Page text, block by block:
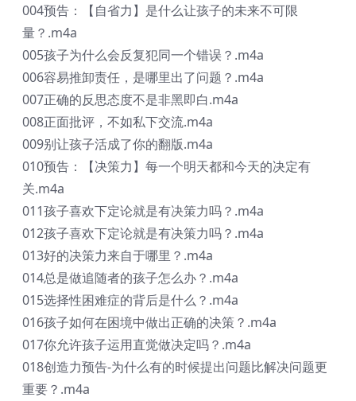
004预告：【自省力】是什么让孩子的未来不可限
量？.m4a
005孩子为什么会反复犯同一个错误？.m4a
006容易推卸责任，是哪里出了问题？.m4a
007正确的反思态度不是非黑即白.m4a
008正面批评，不如私下交流.m4a
009别让孩子活成了你的翻版.m4a
010预告：【决策力】每一个明天都和今天的决定有
关.m4a
011孩子喜欢下定论就是有决策力吗？.m4a
012孩子喜欢下定论就是有决策力吗？.m4a
013好的决策力来自于哪里？.m4a
014总是做追随者的孩子怎么办？.m4a
015选择性困难症的背后是什么？.m4a
016孩子如何在困境中做出正确的决策？.m4a
017你允许孩子运用直觉做决定吗？.m4a
018创造力预告-为什么有的时候提出问题比解决问题更
重要？.m4a